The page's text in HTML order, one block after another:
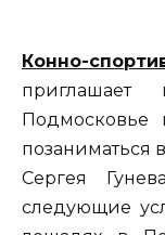
Конно-
Подмосковье
позаниматься
Сергея
следующие